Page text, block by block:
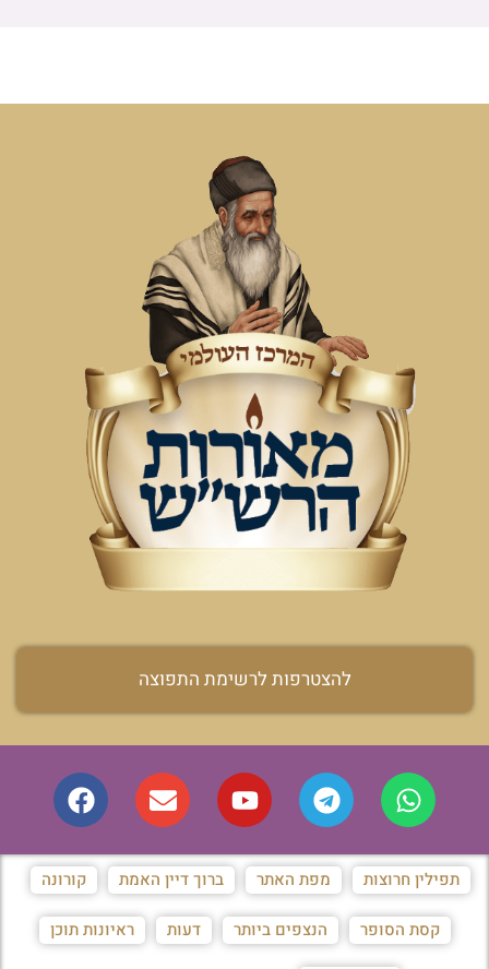
להצטרפות לרשימת התפוצה
תפילין חרוצות מפת האתר ברוך דיין האמת קורונה
קסת הסופר הנצפים ביותר דעות ראיונות תוכן